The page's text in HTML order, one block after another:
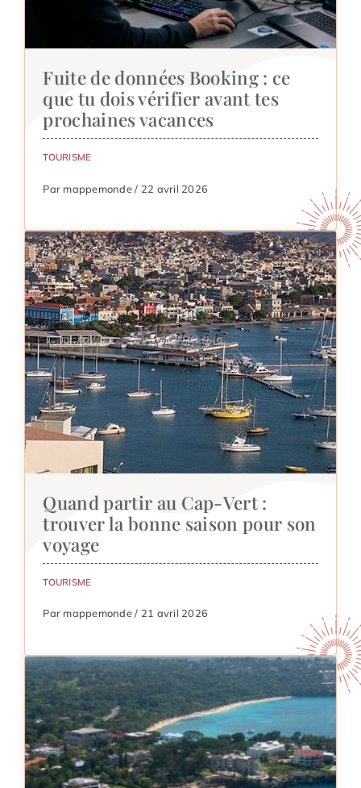
Fuite de données Booking : ce
que tu dois vérifier avant tes
prochaines vacances
TOURISME
Par mappemonde / 22 avril 2026
Quand partir au Cap-Vert :
trouver la bonne saison pour son
voyage
TOURISME
Par mappemonde / 21 avril 2026